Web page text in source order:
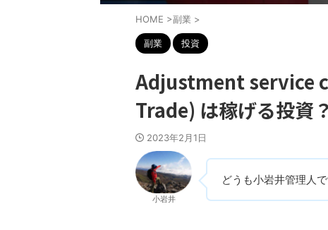
HOME >副業 >
副業 投資
Adjustment service
Trade) は稼げる投資
2023年2月1日
小岩井
どうも小岩井管理人